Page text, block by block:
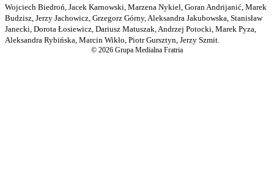
Wojciech Biedroń, Jacek Karnowski, Marzena Nykiel, Goran Andrijanić, Marek
Budzisz, Jerzy Jachowicz, Grzegorz Górny, Aleksandra Jakubowska, Stanisław
Janecki, Dorota Łosiewicz, Dariusz Matuszak, Andrzej Potocki, Marek Pyza,
Aleksandra Rybińska, Marcin Wikło, Piotr Gursztyn, Jerzy Szmit.
© 2026 Grupa Medialna Fratria